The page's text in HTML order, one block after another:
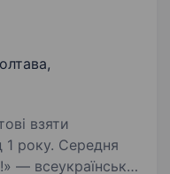
взяти
1 року. Середня